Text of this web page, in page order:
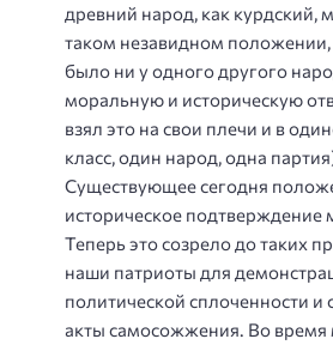
древний народ, как курдский,
таком незавидном положении,
было ни у одного другого
моральную и историческую
взял это на свои плечи и в
класс, один народ, одна
Существующее сегодня
историческое подтверждение
Теперь это созрело до таких
наши патриоты для
политической сплоченности и
акты самосожжения. Во время